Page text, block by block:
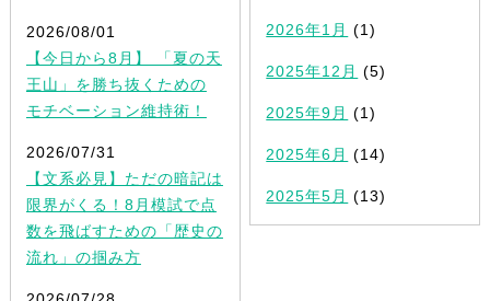
2026/08/01
【今日から8月】 「夏の天
王山」を勝ち抜くための
モチベーション維持術！
2026/07/31
【文系必見】ただの暗記は
限界がくる！8月模試で点
数を飛ばすための「歴史の
流れ」の掴み方
2026年1月 (1)
2025年12月 (5)
2025年9月 (1)
2025年6月 (14)
2025年5月 (13)